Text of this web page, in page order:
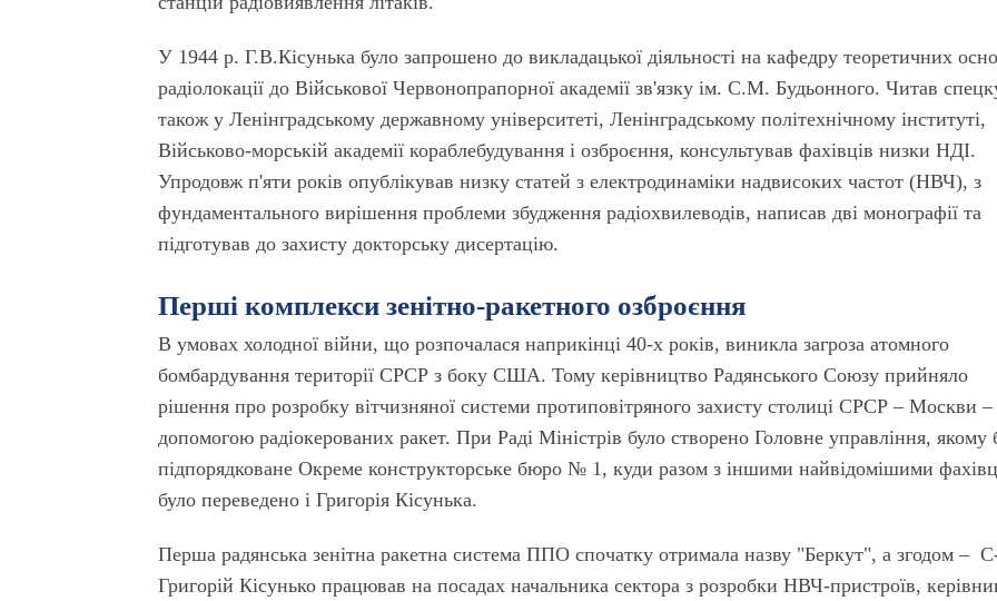
У 1944 р. Г.В.Кісунька було запрошено до викладацької діяльності на кафедру теоретичних
радіолокації до Військової Червонопрапорної академії зв'язку ім. С.М. Будьонного. Читав
також у Ленінградському державному університеті, Ленінградському політехнічному інституті,
Військово-морській академії кораблебудування і озброєння, консультував фахівців низки НДІ.
Упродовж п'яти років опублікував низку статей з електродинаміки надвисоких частот (НВЧ), з
фундаментального вирішення проблеми збудження радіохвилеводів, написав дві монографії та
підготував до захисту докторську дисертацію.
Перші комплекси зенітно-ракетного озброєння
В умовах холодної війни, що розпочалася наприкінці 40-х років, виникла загроза атомного
бомбардування території СРСР з боку США. Тому керівництво Радянського Союзу прийняло
рішення про розробку вітчизняної системи протиповітряного захисту столиці СРСР – Москви –
допомогою радіокерованих ракет. При Раді Міністрів було створено Головне управління, якому
підпорядковане Окреме конструкторське бюро № 1, куди разом з іншими найвідомішими
було переведено і Григорія Кісунька.
Перша радянська зенітна ракетна система ППО спочатку отримала назву "Беркут", а згодом –
Григорій Кісунько працював на посадах начальника сектора з розробки НВЧ-пристроїв,